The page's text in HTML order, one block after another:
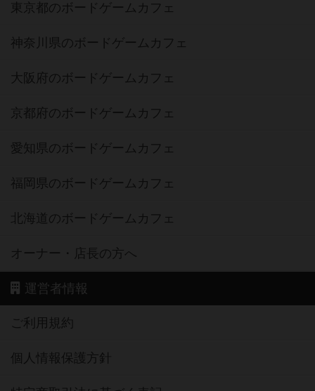
東京都のボードゲームカフェ
神奈川県のボードゲームカフェ
大阪府のボードゲームカフェ
京都府のボードゲームカフェ
愛知県のボードゲームカフェ
福岡県のボードゲームカフェ
北海道のボードゲームカフェ
オーナー・店長の方へ
運営者情報
ご利用規約
個人情報保護方針